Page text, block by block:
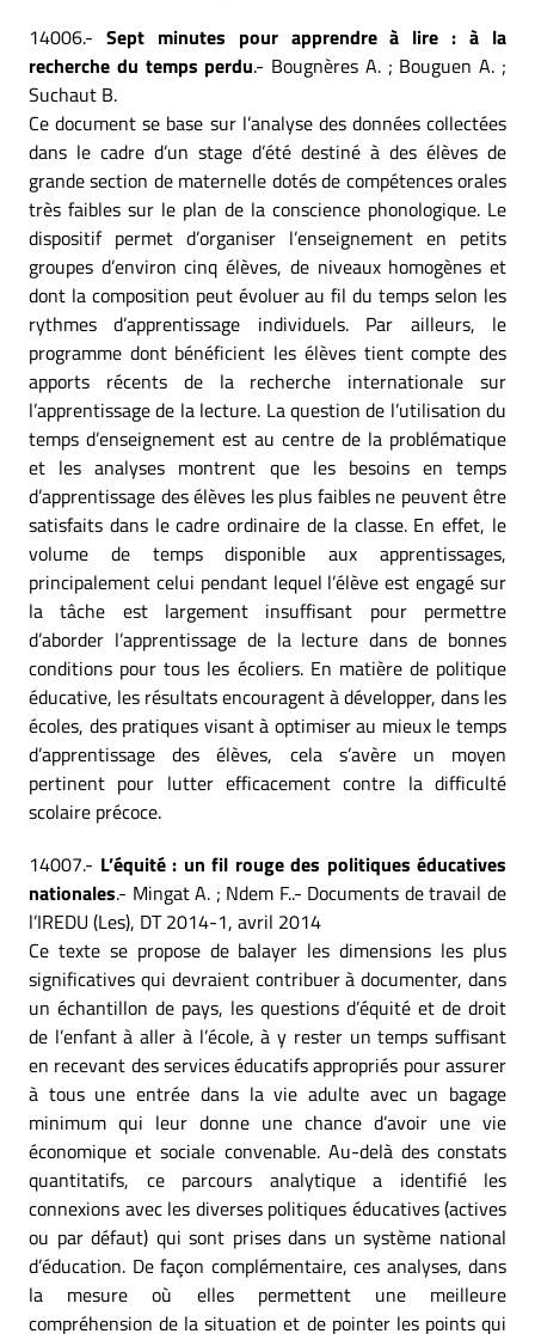
14006.- Sept minutes pour apprendre à lire : à la
recherche du temps perdu.- Bougnères A. ; Bouguen A. ;
Suchaut B.
Ce document se base sur l’analyse des données collectées
dans le cadre d’un stage d’été destiné à des élèves de
grande section de maternelle dotés de compétences orales
très faibles sur le plan de la conscience phonologique. Le
dispositif permet d’organiser l’enseignement en petits
groupes d’environ cinq élèves, de niveaux homogènes et
dont la composition peut évoluer au fil du temps selon les
rythmes d’apprentissage individuels. Par ailleurs, le
programme dont bénéficient les élèves tient compte des
apports récents de la recherche internationale sur
l’apprentissage de la lecture. La question de l’utilisation du
temps d’enseignement est au centre de la problématique
et les analyses montrent que les besoins en temps
d’apprentissage des élèves les plus faibles ne peuvent être
satisfaits dans le cadre ordinaire de la classe. En effet, le
volume de temps disponible aux apprentissages,
principalement celui pendant lequel l’élève est engagé sur
la tâche est largement insuffisant pour permettre
d’aborder l’apprentissage de la lecture dans de bonnes
conditions pour tous les écoliers. En matière de politique
éducative, les résultats encouragent à développer, dans les
écoles, des pratiques visant à optimiser au mieux le temps
d’apprentissage des élèves, cela s’avère un moyen
pertinent pour lutter efficacement contre la difficulté
scolaire précoce.
14007.- L’équité : un fil rouge des politiques éducatives
nationales.- Mingat A. ; Ndem F..- Documents de travail de
l’IREDU (Les), DT 2014-1, avril 2014
Ce texte se propose de balayer les dimensions les plus
significatives qui devraient contribuer à documenter, dans
un échantillon de pays, les questions d’équité et de droit
de l’enfant à aller à l’école, à y rester un temps suffisant
en recevant des services éducatifs appropriés pour assurer
à tous une entrée dans la vie adulte avec un bagage
minimum qui leur donne une chance d’avoir une vie
économique et sociale convenable. Au-delà des constats
quantitatifs, ce parcours analytique a identifié les
connexions avec les diverses politiques éducatives (actives
ou par défaut) qui sont prises dans un système national
d’éducation. De façon complémentaire, ces analyses, dans
la mesure où elles permettent une meilleure
compréhension de la situation et de pointer les points qui